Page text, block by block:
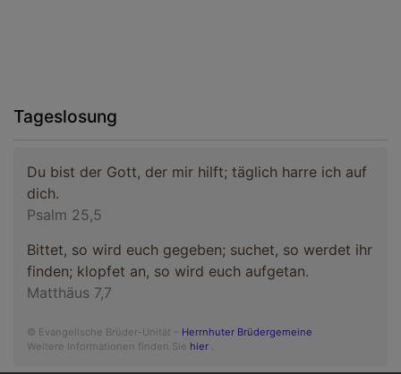
Tageslosung
Du bist der Gott, der mir hilft; täglich harre ich auf
dich.
Psalm 25,5
Bittet, so wird euch gegeben; suchet, so werdet ihr
finden; klopfet an, so wird euch aufgetan.
Matthäus 7,7
© Evangelische Brüder-Unität – Herrnhuter Brüdergemeine
Weitere Informationen finden Sie hier .